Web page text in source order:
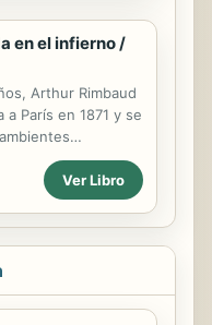
se debate
vida están
(según escribió
Paul Verlaine,
de Rimbaud)
falsos adrede'.
en el infierno /
Arthur Rimbaud
París en 1871 y se
un poema en el
ebrio».
apenas cinco
de poemas y
Infierno, destruyó
Ver Libro